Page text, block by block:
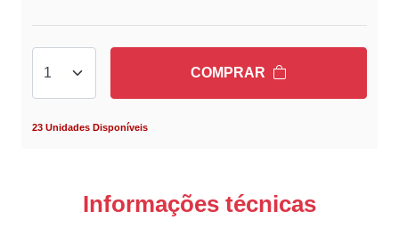
COMPRAR
23 Unidades Disponíveis
Informações técnicas